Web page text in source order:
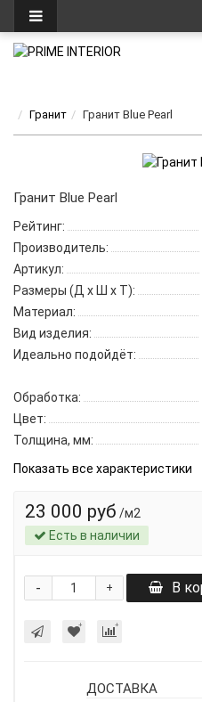
Гранит Гранит Blue Pearl
Гранит Blue Pearl
Рейтинг:
Производитель:
Артикул:
Размеры (Д x Ш x Т):
Материал:
Вид изделия:
Идеально подойдёт:
Обработка:
Цвет:
Толщина, мм:
Показать все характеристики
23 000 руб /м2
Есть в наличии
+
- В
ДОСТАВКА